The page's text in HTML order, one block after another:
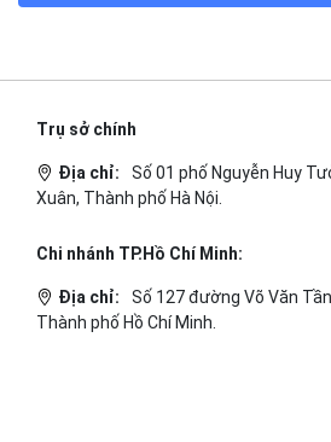
Phòng.
© 2014 Bizfly Cloud. All Rights Reserved